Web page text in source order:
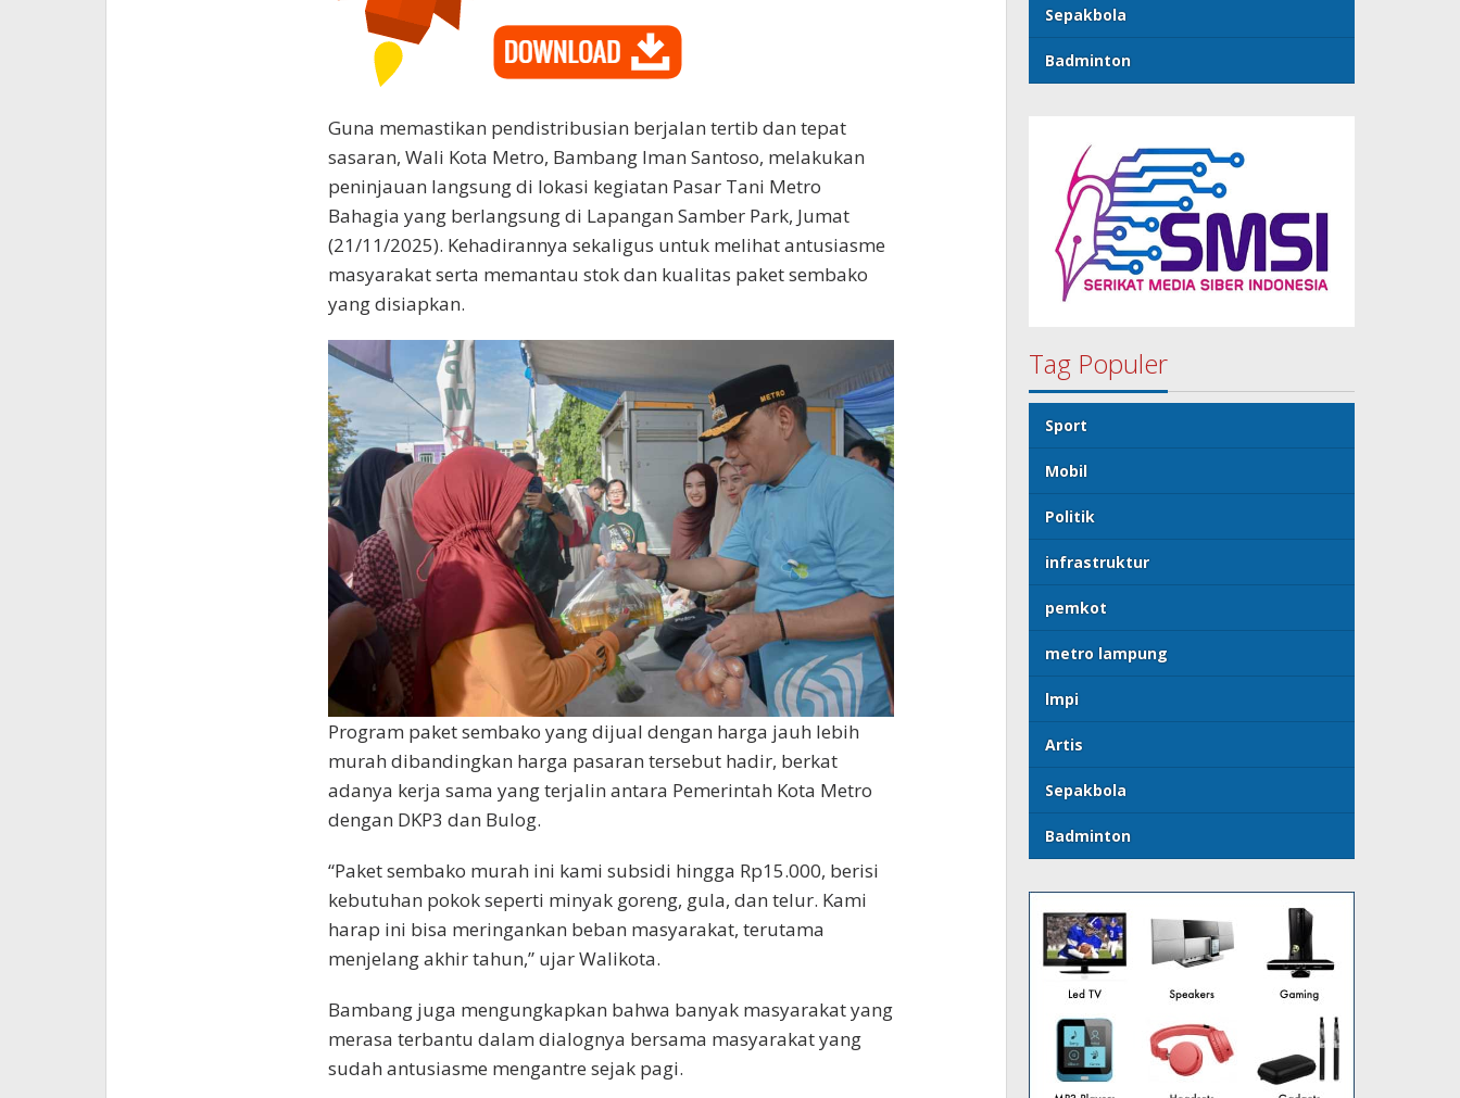
Guna memastikan pendistribusian berjalan tertib dan tepat
sasaran, Wali Kota Metro, Bambang Iman Santoso, melakukan
peninjauan langsung di lokasi kegiatan Pasar Tani Metro
Bahagia yang berlangsung di Lapangan Samber Park, Jumat
(21/11/2025). Kehadirannya sekaligus untuk melihat antusiasme
masyarakat serta memantau stok dan kualitas paket sembako
yang disiapkan.
Program paket sembako yang dijual dengan harga jauh lebih
murah dibandingkan harga pasaran tersebut hadir, berkat
adanya kerja sama yang terjalin antara Pemerintah Kota Metro
dengan DKP3 dan Bulog.
“Paket sembako murah ini kami subsidi hingga Rp15.000, berisi
kebutuhan pokok seperti minyak goreng, gula, dan telur. Kami
harap ini bisa meringankan beban masyarakat, terutama
menjelang akhir tahun,” ujar Walikota.
Bambang juga mengungkapkan bahwa banyak masyarakat yang
merasa terbantu dalam dialognya bersama masyarakat yang
sudah antusiasme mengantre sejak pagi.
Sepakbola
Badminton
Tag Populer
Sport
Mobil
Politik
infrastruktur
pemkot
metro lampung
lmpi
Artis
Sepakbola
Badminton